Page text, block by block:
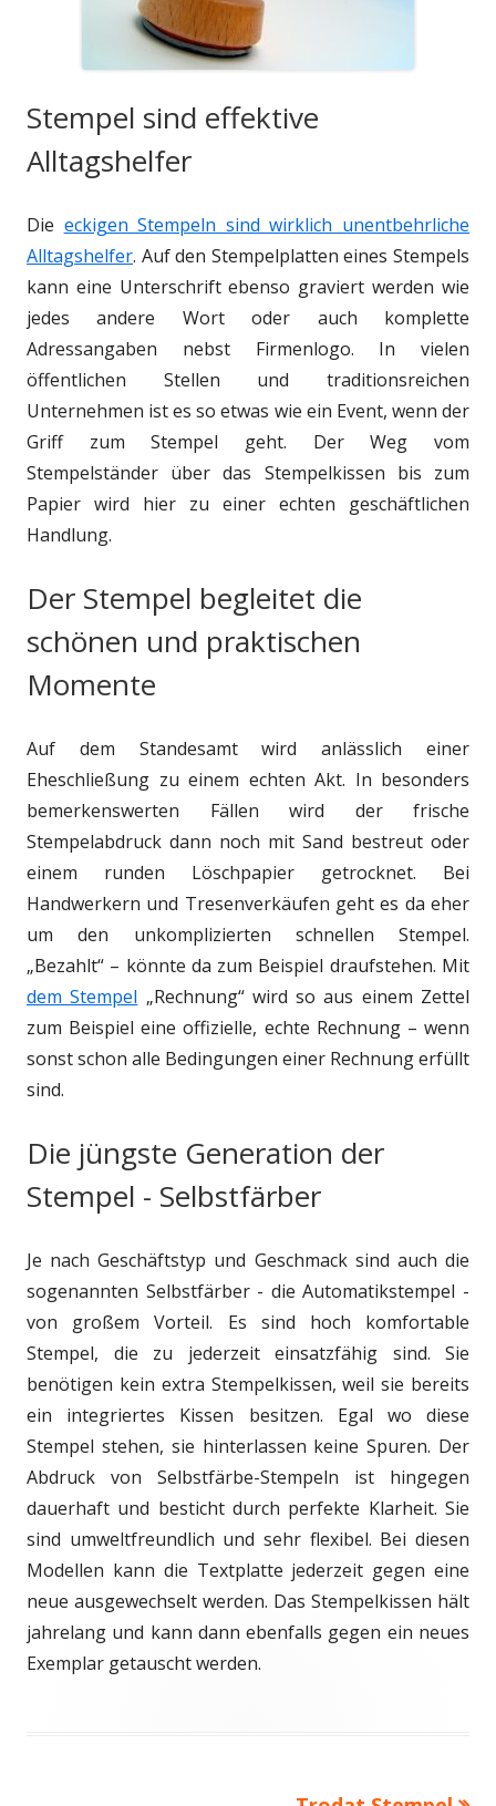
Stempel sind effektive
Alltagshelfer
Die eckigen Stempeln sind wirklich unentbehrliche
Alltagshelfer. Auf den Stempelplatten eines Stempels
kann eine Unterschrift ebenso graviert werden wie
jedes andere Wort oder auch komplette
Adressangaben nebst Firmenlogo. In vielen
öffentlichen Stellen und traditionsreichen
Unternehmen ist es so etwas wie ein Event, wenn der
Griff zum Stempel geht. Der Weg vom
Stempelständer über das Stempelkissen bis zum
Papier wird hier zu einer echten geschäftlichen
Handlung.
Der Stempel begleitet die
schönen und praktischen
Momente
Auf dem Standesamt wird anlässlich einer
Eheschließung zu einem echten Akt. In besonders
bemerkenswerten Fällen wird der frische
Stempelabdruck dann noch mit Sand bestreut oder
einem runden Löschpapier getrocknet. Bei
Handwerkern und Tresenverkäufen geht es da eher
um den unkomplizierten schnellen Stempel.
„Bezahlt“ – könnte da zum Beispiel draufstehen. Mit
dem Stempel „Rechnung“ wird so aus einem Zettel
zum Beispiel eine offizielle, echte Rechnung – wenn
sonst schon alle Bedingungen einer Rechnung erfüllt
sind.
Die jüngste Generation der
Stempel - Selbstfärber
Je nach Geschäftstyp und Geschmack sind auch die
sogenannten Selbstfärber - die Automatikstempel -
von großem Vorteil. Es sind hoch komfortable
Stempel, die zu jederzeit einsatzfähig sind. Sie
benötigen kein extra Stempelkissen, weil sie bereits
ein integriertes Kissen besitzen. Egal wo diese
Stempel stehen, sie hinterlassen keine Spuren. Der
Abdruck von Selbstfärbe-Stempeln ist hingegen
dauerhaft und besticht durch perfekte Klarheit. Sie
sind umweltfreundlich und sehr flexibel. Bei diesen
Modellen kann die Textplatte jederzeit gegen eine
neue ausgewechselt werden. Das Stempelkissen hält
jahrelang und kann dann ebenfalls gegen ein neues
Exemplar getauscht werden.